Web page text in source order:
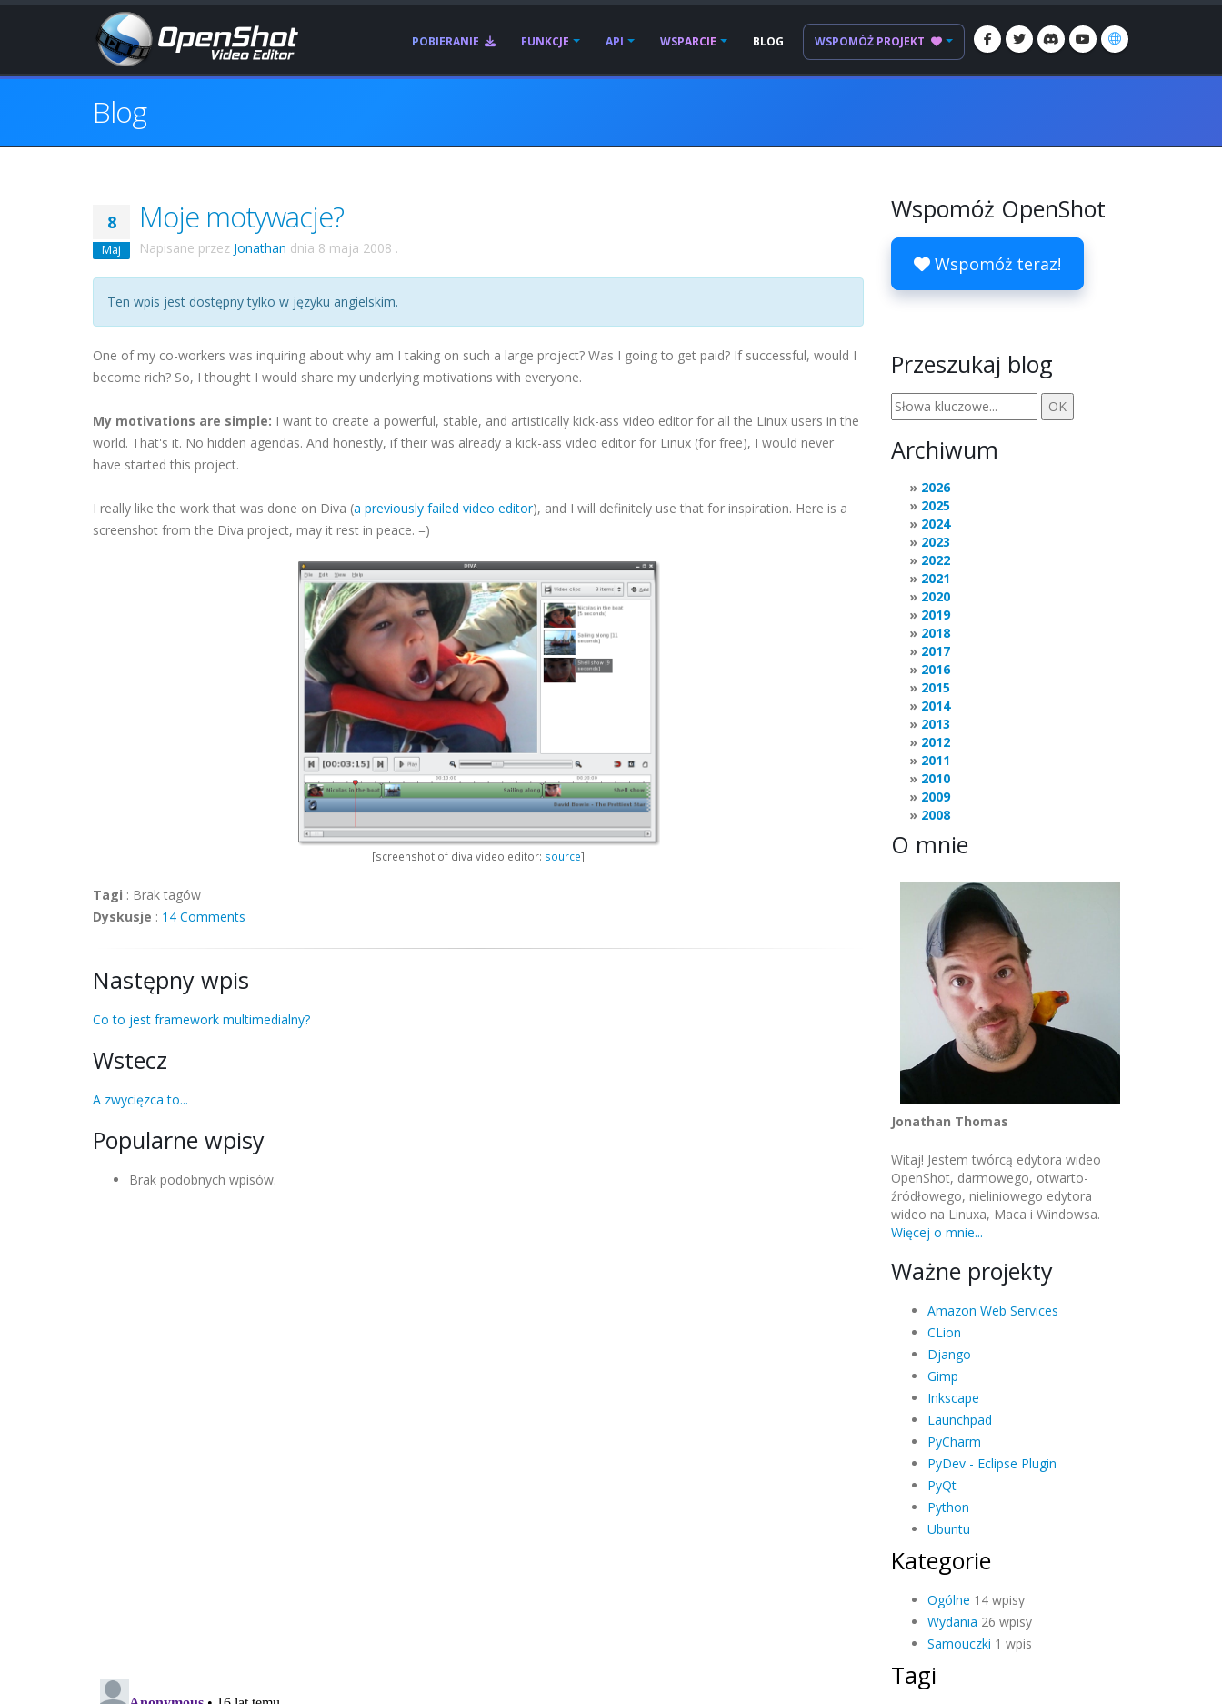
POBIERANIE FUNKCJE API WSPARCIE BLOG WSPOMÓŻ PROJEKT
Blog
8
Maj
Moje motywacje?
Napisane przez Jonathan dnia 8 maja 2008 .
Ten wpis jest dostępny tylko w języku angielskim.
One of my co-workers was inquiring about why am I taking on such a large project? Was I going to get paid? If successful, would I
become rich? So, I thought I would share my underlying motivations with everyone.
My motivations are simple: I want to create a powerful, stable, and artistically kick-ass video editor for all the Linux users in the
world. That's it. No hidden agendas. And honestly, if their was already a kick-ass video editor for Linux (for free), I would never
have started this project.
I really like the work that was done on Diva (a previously failed video editor), and I will definitely use that for inspiration. Here is a
screenshot from the Diva project, may it rest in peace. =)
[screenshot of diva video editor: source]
Tagi : Brak tagów
Dyskusje : 14 Comments
Następny wpis
Co to jest framework multimedialny?
Wstecz
A zwycięzca to...
Popularne wpisy
Brak podobnych wpisów.
Wspomóż OpenShot
Wspomóż teraz!
Przeszukaj blog
Archiwum
2026
2025
2024
2023
2022
2021
2020
2019
2018
2017
2016
2015
2014
2013
2012
2011
2010
2009
2008
O mnie
Jonathan Thomas
Witaj! Jestem twórcą edytora wideo
OpenShot, darmowego, otwarto-
źródłowego, nieliniowego edytora
wideo na Linuxa, Maca i Windowsa.
Więcej o mnie...
Ważne projekty
Amazon Web Services
CLion
Django
Gimp
Inkscape
Launchpad
PyCharm
PyDev - Eclipse Plugin
PyQt
Python
Ubuntu
Kategorie
Ogólne 14 wpisy
Wydania 26 wpisy
Samouczki 1 wpis
Tagi